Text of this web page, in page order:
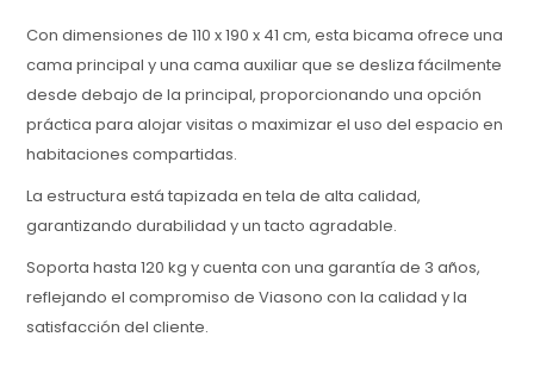
Con dimensiones de 110 x 190 x 41 cm, esta bicama ofrece una
cama principal y una cama auxiliar que se desliza fácilmente
desde debajo de la principal, proporcionando una opción
práctica para alojar visitas o maximizar el uso del espacio en
habitaciones compartidas.
La estructura está tapizada en tela de alta calidad,
garantizando durabilidad y un tacto agradable.
Soporta hasta 120 kg y cuenta con una garantía de 3 años,
reflejando el compromiso de Viasono con la calidad y la
satisfacción del cliente.